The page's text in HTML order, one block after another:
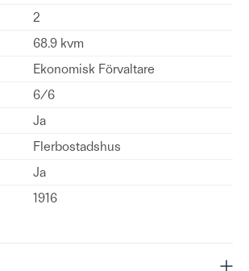
2
68.9 kvm
Ekonomisk Förvaltare
6/6
Ja
Flerbostadshus
Ja
1916